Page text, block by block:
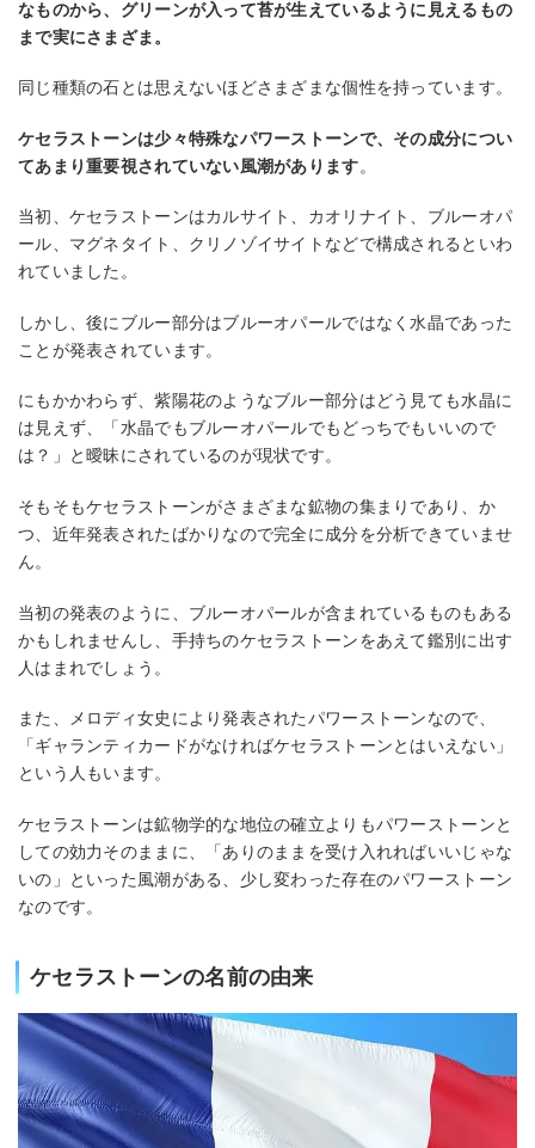
なものから、グリーンが入って苔が生えているように見えるもの
まで実にさまざま。
同じ種類の石とは思えないほどさまざまな個性を持っています。
ケセラストーンは少々特殊なパワーストーンで、その成分につい
てあまり重要視されていない風潮があります。
当初、ケセラストーンはカルサイト、カオリナイト、ブルーオパ
ール、マグネタイト、クリノゾイサイトなどで構成されるといわ
れていました。
しかし、後にブルー部分はブルーオパールではなく水晶であった
ことが発表されています。
にもかかわらず、紫陽花のようなブルー部分はどう見ても水晶に
は見えず、「水晶でもブルーオパールでもどっちでもいいので
は？」と曖昧にされているのが現状です。
そもそもケセラストーンがさまざまな鉱物の集まりであり、か
つ、近年発表されたばかりなので完全に成分を分析できていませ
ん。
当初の発表のように、ブルーオパールが含まれているものもある
かもしれませんし、手持ちのケセラストーンをあえて鑑別に出す
人はまれでしょう。
また、メロディ女史により発表されたパワーストーンなので、
「ギャランティカードがなければケセラストーンとはいえない」
という人もいます。
ケセラストーンは鉱物学的な地位の確立よりもパワーストーンと
しての効力そのままに、「ありのままを受け入れればいいじゃな
いの」といった風潮がある、少し変わった存在のパワーストーン
なのです。
ケセラストーンの名前の由来